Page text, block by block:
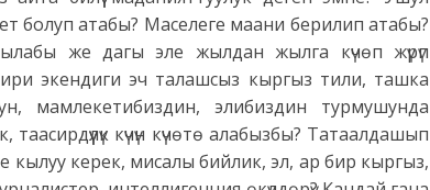
болуп атабы? Маселеге маани берилип атабы?
же дагы эле жылдан жылга күчөп жүрүп
экендиги эч талашсыз кыргыз тили, ташка
мамлекетибиздин, элибиздин турмушунда
күчүн күчөтө алабызбы? Татаалдашып
кылуу керек, мисалы бийлик, эл, ар бир кыргыз,